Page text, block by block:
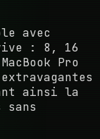
avec
: 8, 16
Pro
ainsi la
sans